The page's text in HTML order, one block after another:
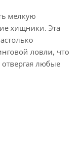
мелкую
хищники. Эта
ловли, что
любые